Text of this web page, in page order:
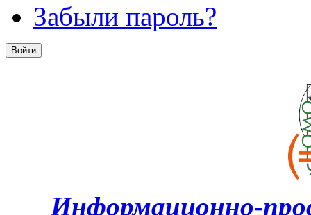
Забыли пароль?
Информационно-